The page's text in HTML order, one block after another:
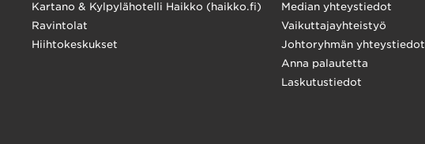
Kartano & Kylpylähotelli Haikko (haikko.fi)
Ravintolat
Hiihtokeskukset
Median yhteystiedot
Vaikuttajayhteistyö
Johtoryhmän yhteystiedot
Anna palautetta
Laskutustiedot